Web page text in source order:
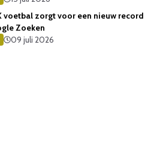
voetbal zorgt voor een nieuw record
Zoeken
09 juli 2026